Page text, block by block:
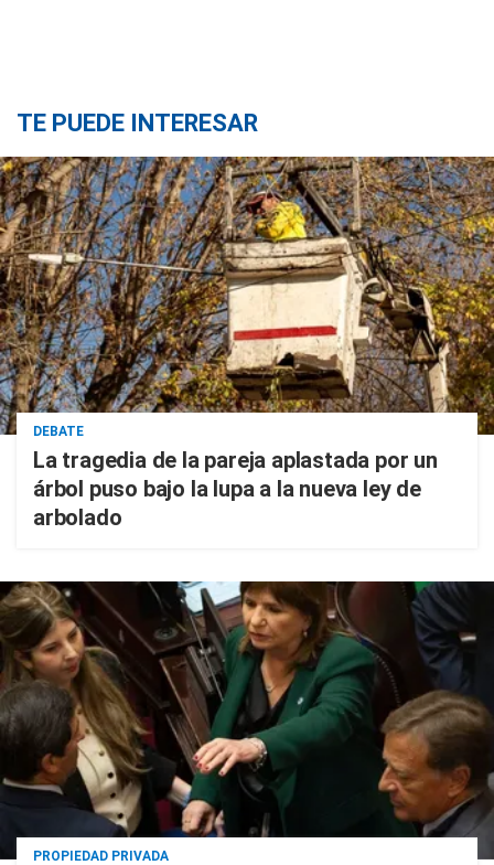
TE PUEDE INTERESAR
DEBATE
La tragedia de la pareja aplastada por un
árbol puso bajo la lupa a la nueva ley de
arbolado
PROPIEDAD PRIVADA